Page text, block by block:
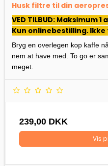
Husk filtre til din
VED TILBUD: Maksimum
Kun onlinebestilling.
Bryg en overlegen kop kaffe
nem at have med. To go er
meget.
239,00 DKK
Vis